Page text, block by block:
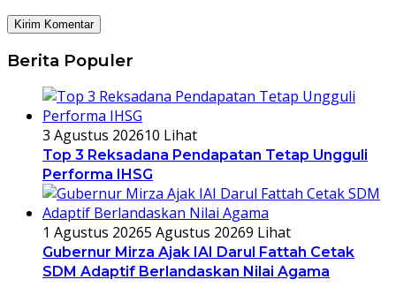
Berita Populer
3 Agustus 202610 Lihat
Top 3 Reksadana Pendapatan Tetap Ungguli
Performa IHSG
1 Agustus 20265 Agustus 20269 Lihat
Gubernur Mirza Ajak IAI Darul Fattah Cetak
SDM Adaptif Berlandaskan Nilai Agama